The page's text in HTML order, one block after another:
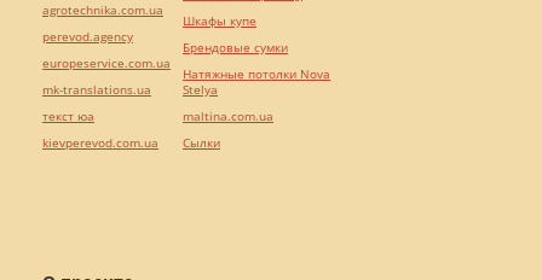
agrotechnika.com.ua
perevod.agency
europeservice.com.ua
mk-translations.ua
текст юа
kievperevod.com.ua
Шкафы купе
Брендовые сумки
Натяжные потолки Nova
Stelya
maltina.com.ua
Cылки